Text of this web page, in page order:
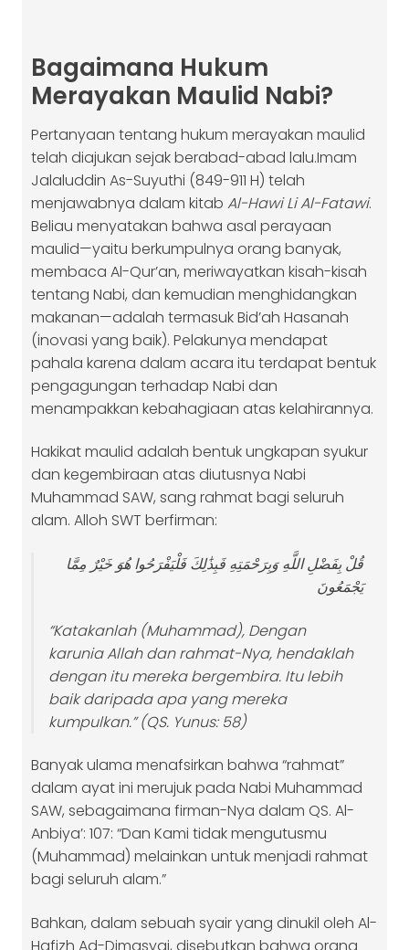
Bagaimana Hukum
Merayakan Maulid Nabi?
Pertanyaan tentang hukum merayakan maulid
telah diajukan sejak berabad-abad lalu.Imam
Jalaluddin As-Suyuthi (849-911 H) telah
menjawabnya dalam kitab Al-Hawi Li Al-Fatawi.
Beliau menyatakan bahwa asal perayaan
maulid—yaitu berkumpulnya orang banyak,
membaca Al-Qur’an, meriwayatkan kisah-kisah
tentang Nabi, dan kemudian menghidangkan
makanan—adalah termasuk Bid’ah Hasanah
(inovasi yang baik). Pelakunya mendapat
pahala karena dalam acara itu terdapat bentuk
pengagungan terhadap Nabi dan
menampakkan kebahagiaan atas kelahirannya.
Hakikat maulid adalah bentuk ungkapan syukur
dan kegembiraan atas diutusnya Nabi
Muhammad SAW, sang rahmat bagi seluruh
alam. Alloh SWT berfirman:
قُلْ بِفَضْلِ اللَّهِ وَبِرَحْمَتِهِ فَبِذَٰلِكَ فَلْيَفْرَحُوا هُوَ خَيْرٌ مِمَّا
يَجْمَعُونَ
“Katakanlah (Muhammad), Dengan
karunia Allah dan rahmat-Nya, hendaklah
dengan itu mereka bergembira. Itu lebih
baik daripada apa yang mereka
kumpulkan.” (QS. Yunus: 58)
Banyak ulama menafsirkan bahwa “rahmat”
dalam ayat ini merujuk pada Nabi Muhammad
SAW, sebagaimana firman-Nya dalam QS. Al-
Anbiya’: 107: “Dan Kami tidak mengutusmu
(Muhammad) melainkan untuk menjadi rahmat
bagi seluruh alam.”
Bahkan, dalam sebuah syair yang dinukil oleh Al-